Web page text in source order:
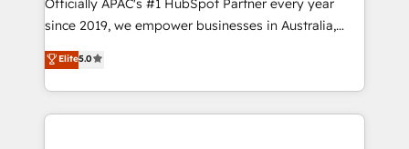
too! Clients come to us for: Advanced CRM solutions
HubSpot Data System Migrations between systems
to HubSpot New lead generation strategies Time-
Officially APAC's #1 HubSpot Partner every year
since 2019, we empower businesses in Australia,
New Zealand, and globally to realise their full
potential through enterprise HubSpot CRM
implementation. And we deliver best practice across
the whole HubSpot platform, covering marketing,
Elite5.0